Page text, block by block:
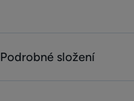
Podrobné složení